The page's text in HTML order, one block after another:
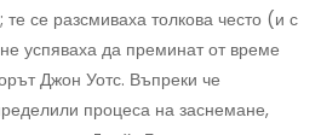
се разсмиваха толкова често (и с
успяваха да преминат от време
Джон Уотс. Въпреки че
процеса на заснемане,